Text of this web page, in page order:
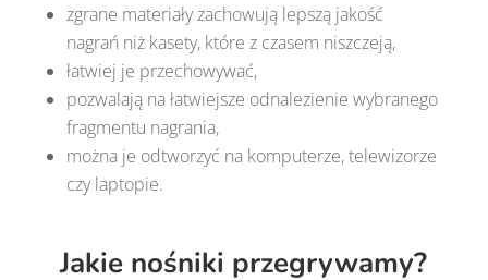
zgrane materiały zachowują lepszą jakość
nagrań niż kasety, które z czasem niszczeją,
łatwiej je przechowywać,
pozwalają na łatwiejsze odnalezienie wybranego
fragmentu nagrania,
można je odtworzyć na komputerze, telewizorze
czy laptopie.
Jakie nośniki przegrywamy?